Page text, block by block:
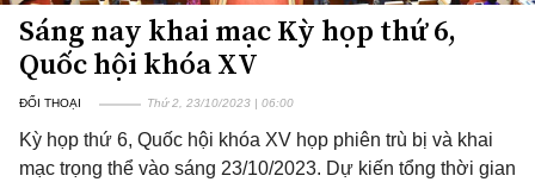
Sáng nay khai mạc Kỳ họp thứ 6,
Quốc hội khóa XV
ĐỐI THOẠI Thứ 2, 23/10/2023 | 06:00
Kỳ họp thứ 6, Quốc hội khóa XV họp phiên trù bị và khai
mạc trọng thể vào sáng 23/10/2023. Dự kiến tổng thời gian